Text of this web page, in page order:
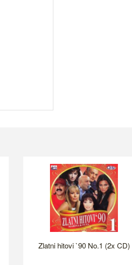
Zlatni hitovi `90 No.1 (2x CD)